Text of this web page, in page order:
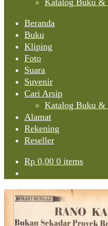
Katalog Buku
Beranda
Buku
Kliping
Foto
Suara
Suvenir
Cari Arsip
Katalog Buku
Alamat
Rekening
Reseller
Rp 0,00 0 items